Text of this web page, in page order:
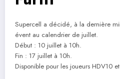
Supercell a décidé, à la dernière
évent au calendrier de juillet.
Début : 10 juillet à 10h.
Fin : 17 juillet à 10h.
Disponible pour les joueurs HDV10